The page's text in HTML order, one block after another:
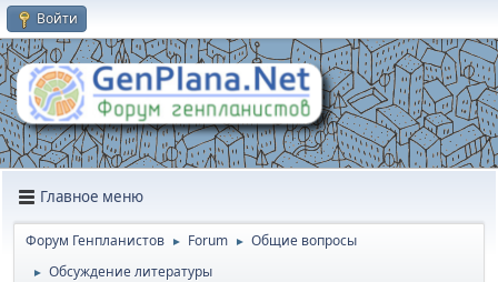
Войти
Главное меню
Форум Генпланистов ► Forum ► Общие вопросы
► Обсуждение литературы